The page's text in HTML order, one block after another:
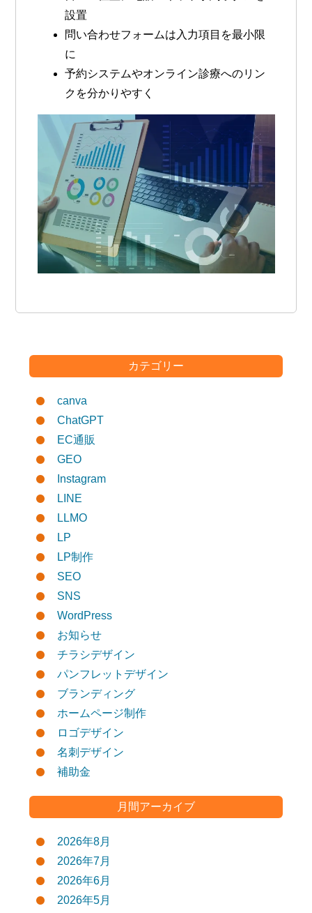
設置
問い合わせフォームは入力項目を最小限
に
予約システムやオンライン診療へのリン
クを分かりやすく
カテゴリー
canva
ChatGPT
EC通販
GEO
Instagram
LINE
LLMO
LP
LP制作
SEO
SNS
WordPress
お知らせ
チラシデザイン
パンフレットデザイン
ブランディング
ホームページ制作
ロゴデザイン
名刺デザイン
補助金
月間アーカイブ
2026年8月
2026年7月
2026年6月
2026年5月